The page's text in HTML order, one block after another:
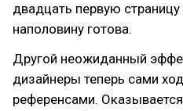
двадцать первую страницу
наполовину готова.
Другой неожиданный
дизайнеры теперь сами
референсами.